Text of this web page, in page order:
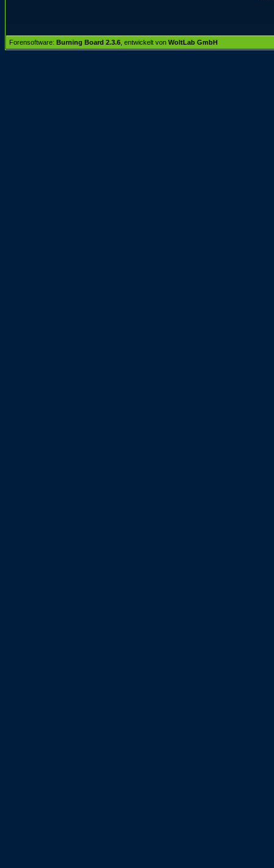
Forensoftware: Burning Board 2.3.6 , entwickelt von WoltLab GmbH